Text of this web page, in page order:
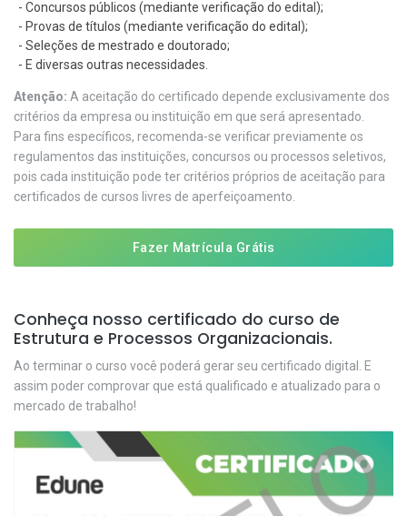
- Concursos públicos (mediante verificação do edital);
- Provas de títulos (mediante verificação do edital);
- Seleções de mestrado e doutorado;
- E diversas outras necessidades.
Atenção: A aceitação do certificado depende exclusivamente dos
critérios da empresa ou instituição em que será apresentado.
Para fins específicos, recomenda-se verificar previamente os
regulamentos das instituições, concursos ou processos seletivos,
pois cada instituição pode ter critérios próprios de aceitação para
certificados de cursos livres de aperfeiçoamento.
Fazer Matrícula Grátis
Conheça nosso certificado do curso de
Estrutura e Processos Organizacionais.
Ao terminar o curso você poderá gerar seu certificado digital. E
assim poder comprovar que está qualificado e atualizado para o
mercado de trabalho!